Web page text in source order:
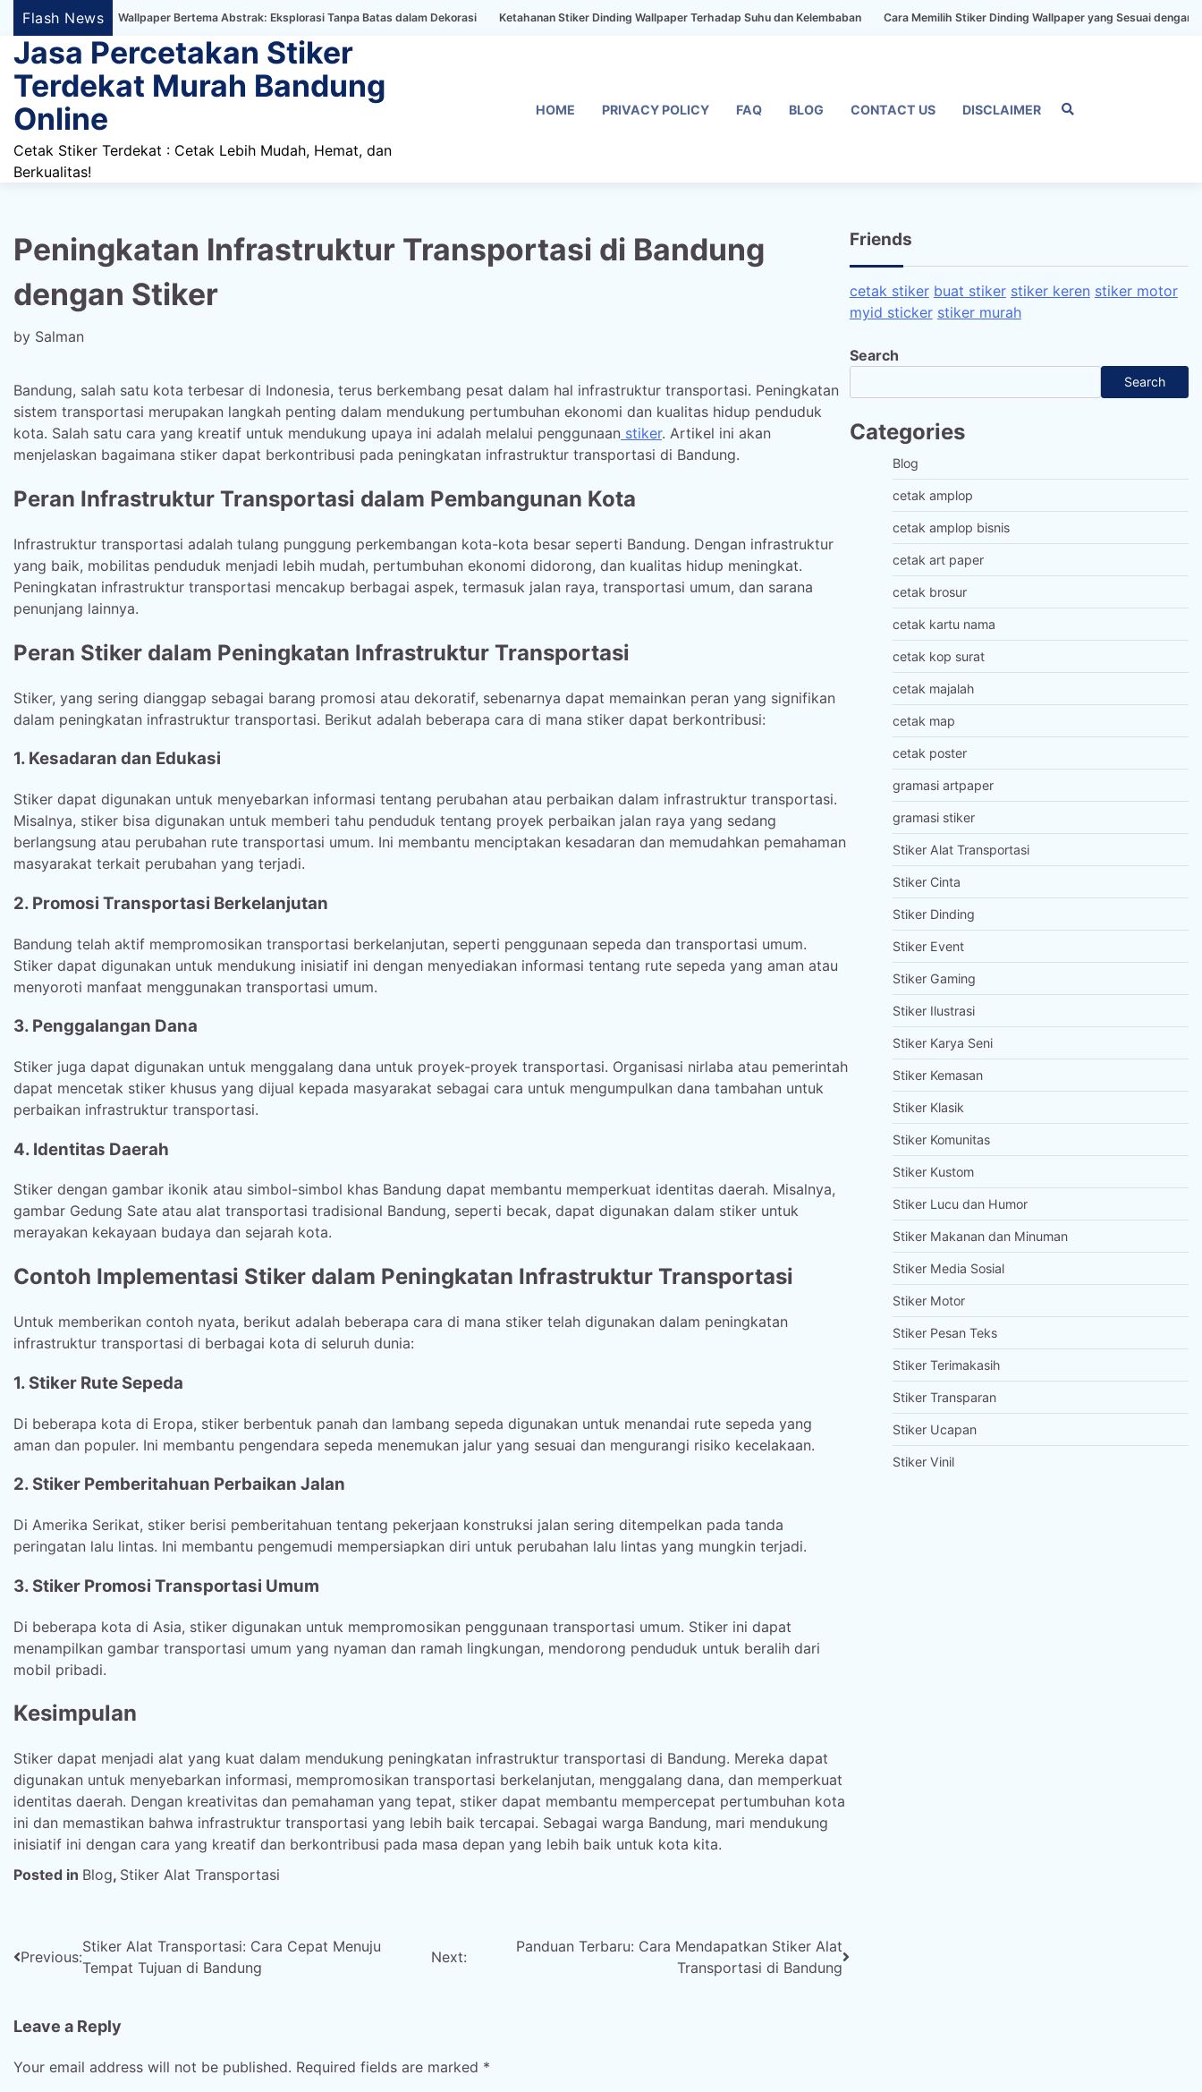
Skip
content
Flash News
Dinding Wallpaper Bertema Abstrak: Eksplorasi Tanpa Batas dalam Dekorasi Ketahanan Stiker Dinding Wallpaper Terhadap Suhu dan Kelembaban Cara Memilih Stiker Dinding Wallpaper yang Sesuai dengan Gaya Rumah
Jasa Percetakan Stiker
Terdekat Murah Bandung
Online
Cetak Stiker Terdekat : Cetak Lebih Mudah, Hemat, dan
Berkualitas!
HOME PRIVACY POLICY FAQ BLOG CONTACT US DISCLAIMER
Peningkatan Infrastruktur Transportasi di Bandung
dengan Stiker
by Salman
Bandung, salah satu kota terbesar di Indonesia, terus berkembang pesat dalam hal infrastruktur transportasi. Peningkatan
sistem transportasi merupakan langkah penting dalam mendukung pertumbuhan ekonomi dan kualitas hidup penduduk
kota. Salah satu cara yang kreatif untuk mendukung upaya ini adalah melalui penggunaan stiker. Artikel ini akan
menjelaskan bagaimana stiker dapat berkontribusi pada peningkatan infrastruktur transportasi di Bandung.
Peran Infrastruktur Transportasi dalam Pembangunan Kota
Infrastruktur transportasi adalah tulang punggung perkembangan kota-kota besar seperti Bandung. Dengan infrastruktur
yang baik, mobilitas penduduk menjadi lebih mudah, pertumbuhan ekonomi didorong, dan kualitas hidup meningkat.
Peningkatan infrastruktur transportasi mencakup berbagai aspek, termasuk jalan raya, transportasi umum, dan sarana
penunjang lainnya.
Peran Stiker dalam Peningkatan Infrastruktur Transportasi
Stiker, yang sering dianggap sebagai barang promosi atau dekoratif, sebenarnya dapat memainkan peran yang signifikan
dalam peningkatan infrastruktur transportasi. Berikut adalah beberapa cara di mana stiker dapat berkontribusi:
1. Kesadaran dan Edukasi
Stiker dapat digunakan untuk menyebarkan informasi tentang perubahan atau perbaikan dalam infrastruktur transportasi.
Misalnya, stiker bisa digunakan untuk memberi tahu penduduk tentang proyek perbaikan jalan raya yang sedang
berlangsung atau perubahan rute transportasi umum. Ini membantu menciptakan kesadaran dan memudahkan pemahaman
masyarakat terkait perubahan yang terjadi.
2. Promosi Transportasi Berkelanjutan
Bandung telah aktif mempromosikan transportasi berkelanjutan, seperti penggunaan sepeda dan transportasi umum.
Stiker dapat digunakan untuk mendukung inisiatif ini dengan menyediakan informasi tentang rute sepeda yang aman atau
menyoroti manfaat menggunakan transportasi umum.
3. Penggalangan Dana
Stiker juga dapat digunakan untuk menggalang dana untuk proyek-proyek transportasi. Organisasi nirlaba atau pemerintah
dapat mencetak stiker khusus yang dijual kepada masyarakat sebagai cara untuk mengumpulkan dana tambahan untuk
perbaikan infrastruktur transportasi.
4. Identitas Daerah
Stiker dengan gambar ikonik atau simbol-simbol khas Bandung dapat membantu memperkuat identitas daerah. Misalnya,
gambar Gedung Sate atau alat transportasi tradisional Bandung, seperti becak, dapat digunakan dalam stiker untuk
merayakan kekayaan budaya dan sejarah kota.
Contoh Implementasi Stiker dalam Peningkatan Infrastruktur Transportasi
Untuk memberikan contoh nyata, berikut adalah beberapa cara di mana stiker telah digunakan dalam peningkatan
infrastruktur transportasi di berbagai kota di seluruh dunia:
1. Stiker Rute Sepeda
Di beberapa kota di Eropa, stiker berbentuk panah dan lambang sepeda digunakan untuk menandai rute sepeda yang
aman dan populer. Ini membantu pengendara sepeda menemukan jalur yang sesuai dan mengurangi risiko kecelakaan.
2. Stiker Pemberitahuan Perbaikan Jalan
Di Amerika Serikat, stiker berisi pemberitahuan tentang pekerjaan konstruksi jalan sering ditempelkan pada tanda
peringatan lalu lintas. Ini membantu pengemudi mempersiapkan diri untuk perubahan lalu lintas yang mungkin terjadi.
3. Stiker Promosi Transportasi Umum
Di beberapa kota di Asia, stiker digunakan untuk mempromosikan penggunaan transportasi umum. Stiker ini dapat
menampilkan gambar transportasi umum yang nyaman dan ramah lingkungan, mendorong penduduk untuk beralih dari
mobil pribadi.
Kesimpulan
Stiker dapat menjadi alat yang kuat dalam mendukung peningkatan infrastruktur transportasi di Bandung. Mereka dapat
digunakan untuk menyebarkan informasi, mempromosikan transportasi berkelanjutan, menggalang dana, dan memperkuat
identitas daerah. Dengan kreativitas dan pemahaman yang tepat, stiker dapat membantu mempercepat pertumbuhan kota
ini dan memastikan bahwa infrastruktur transportasi yang lebih baik tercapai. Sebagai warga Bandung, mari mendukung
inisiatif ini dengan cara yang kreatif dan berkontribusi pada masa depan yang lebih baik untuk kota kita.
Posted in Blog, Stiker Alat Transportasi
Post
navigation
Previous:
Stiker Alat Transportasi: Cara Cepat Menuju
Tempat Tujuan di Bandung
Next:
Panduan Terbaru: Cara Mendapatkan Stiker Alat
Transportasi di Bandung
Leave a Reply
Your email address will not be published. Required fields are marked *
Friends
cetak stiker buat stiker stiker keren stiker motor
myid sticker stiker murah
Search
Search
Categories
Blog
cetak amplop
cetak amplop bisnis
cetak art paper
cetak brosur
cetak kartu nama
cetak kop surat
cetak majalah
cetak map
cetak poster
gramasi artpaper
gramasi stiker
Stiker Alat Transportasi
Stiker Cinta
Stiker Dinding
Stiker Event
Stiker Gaming
Stiker Ilustrasi
Stiker Karya Seni
Stiker Kemasan
Stiker Klasik
Stiker Komunitas
Stiker Kustom
Stiker Lucu dan Humor
Stiker Makanan dan Minuman
Stiker Media Sosial
Stiker Motor
Stiker Pesan Teks
Stiker Terimakasih
Stiker Transparan
Stiker Ucapan
Stiker Vinil